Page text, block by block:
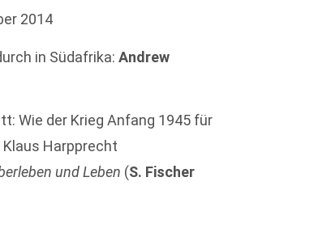
2014
in Südafrika:Andrew
Wie der Krieg Anfang 1945 für
Klaus Harpprecht
und Leben (S. Fischer